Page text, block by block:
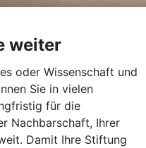
weiter
oder Wissenschaft und
Sie in vielen
für die
Nachbarschaft, Ihrer
Damit Ihre Stiftung